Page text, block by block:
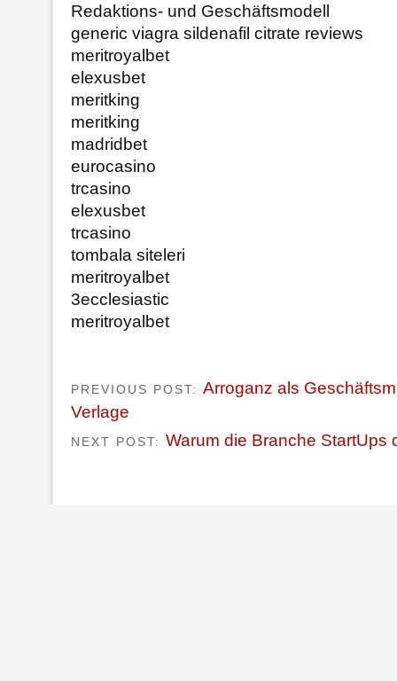
Redaktions- und Geschäftsmodell
generic viagra sildenafil citrate reviews
meritroyalbet
elexusbet
meritking
meritking
madridbet
eurocasino
trcasino
elexusbet
trcasino
tombala siteleri
meritroyalbet
3ecclesiastic
meritroyalbet
PREVIOUS POST: Arroganz als
Verlage
NEXT POST: Warum die Branche StartUps